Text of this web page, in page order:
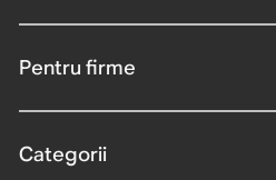
Pentru firme
Categorii